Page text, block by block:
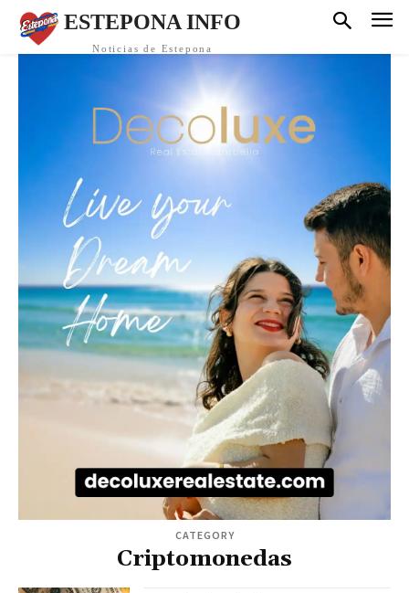
ESTEPONA INFO
Noticias de Estepona
CATEGORY
Criptomonedas